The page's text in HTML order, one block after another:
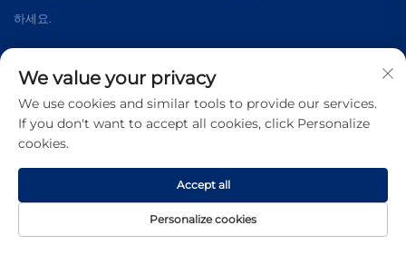
하세요.
Copyright © 2026 상하이 3K 레이저 기술 유한공사. 판권 소유.
We value your privacy
We use cookies and similar tools to provide our services.
If you don't want to accept all cookies, click Personalize
cookies.
Personalize cookies
Accept all